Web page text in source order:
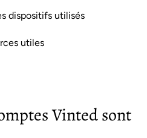
dispositifs utilisés
utiles
Vinted sont